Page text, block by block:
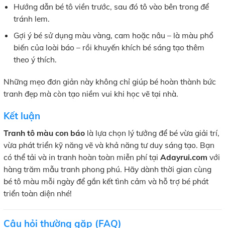
Hướng dẫn bé tô viền trước, sau đó tô vào bên trong để
tránh lem.
Gợi ý bé sử dụng màu vàng, cam hoặc nâu – là màu phổ
biến của loài báo – rồi khuyến khích bé sáng tạo thêm
theo ý thích.
Những mẹo đơn giản này không chỉ giúp bé hoàn thành bức
tranh đẹp mà còn tạo niềm vui khi học vẽ tại nhà.
Kết luận
Tranh tô màu con báo là lựa chọn lý tưởng để bé vừa giải trí,
vừa phát triển kỹ năng vẽ và khả năng tư duy sáng tạo. Bạn
có thể tải và in tranh hoàn toàn miễn phí tại Adayrui.com với
hàng trăm mẫu tranh phong phú. Hãy dành thời gian cùng
bé tô màu mỗi ngày để gắn kết tình cảm và hỗ trợ bé phát
triển toàn diện nhé!
Câu hỏi thường gặp (FAQ)